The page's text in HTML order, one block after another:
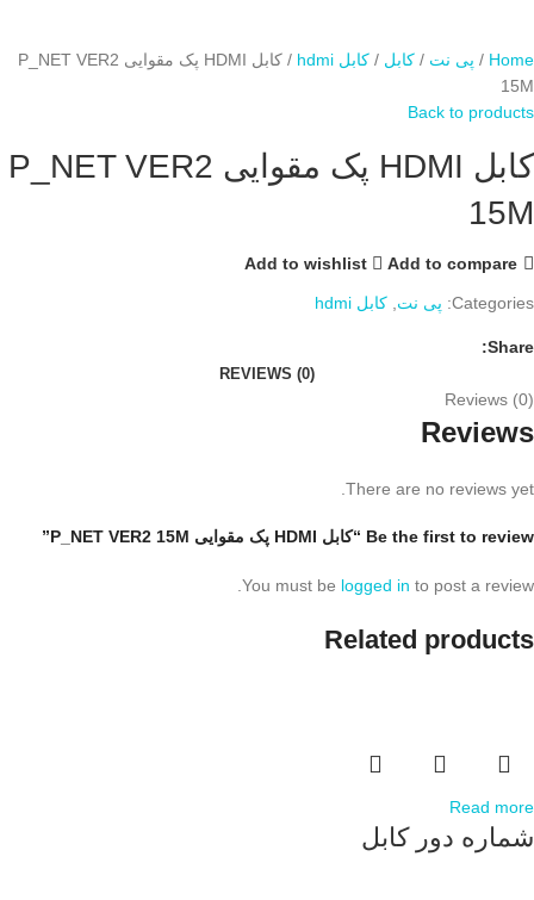
Home پی نت کابل کابل hdmi
کابل HDMI پک مقوایی P_NET VER2
15M
Back to products
کابل HDMI پک مقوایی P_NET VER2
15M
Add to compare
Add to wishlist
Categories: پی نت, کابل hdmi
Share:
REVIEWS (0)
Reviews (0)
Reviews
There are no reviews yet.
Be the first to review “کابل HDMI پک مقوایی P_NET VER2 15M”
You must be logged in to post a review.
Related products
Read more
شماره دور کابل